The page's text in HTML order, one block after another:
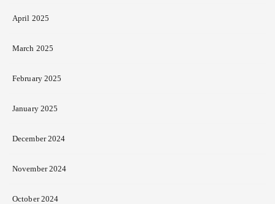
April 2025
March 2025
February 2025
January 2025
December 2024
November 2024
October 2024